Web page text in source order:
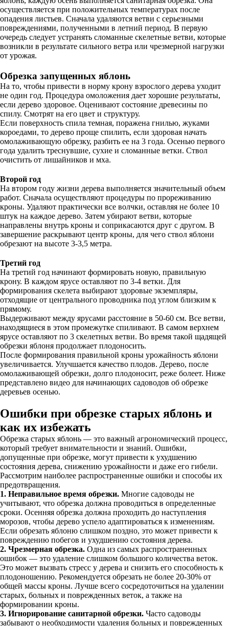
осуществляется при положительных температурах после
опадения листьев. Сначала удаляются ветви с серьезными
повреждениями, полученными в летний период. В первую
очередь следует устранять сломанные скелетные ветви, которые
возникли в результате сильного ветра или чрезмерной нагрузки
от урожая.
Обрезка запущенных яблонь
На то, чтобы привести в норму крону взрослого дерева уходит
не один год. Процедура омоложения дает хорошие результаты,
если дерево здоровое. Оценивают состояние древесины по
спилу. Смотрят на его цвет и структуру.
Если поверхность спила темная, поражена гнилью, жуками
короедами, то дерево проще спилить, если здоровая начать
омолаживающую обрезку, разбить ее на 3 года. Осенью первого
года удалить треснувшие, сухие и сломанные ветки. Ствол
очистить от лишайников и мха.
Второй год
На втором году жизни дерева выполняется значительный объем
работ. Сначала осуществляют процедуры по прореживанию
кроны. Удаляют практически все волчки, оставляя не более 10
штук на каждое дерево. Затем убирают ветви, которые
направлены внутрь кроны и соприкасаются друг с другом. В
завершение раскрывают центр кроны, для чего ствол яблони
обрезают на высоте 3-3,5 метра.
Третий год
На третий год начинают формировать новую, правильную
крону. В каждом ярусе оставляют по 3-4 ветки. Для
формирования скелета выбирают здоровые экземпляры,
отходящие от центрального проводника под углом близким к
прямому.
Выдерживают между ярусами расстояние в 50-60 см. Все ветви,
находящиеся в этом промежутке спиливают. В самом верхнем
ярусе оставляют по 3 скелетных ветви. Во время такой щадящей
обрезки яблоня продолжает плодоносить.
После формирования правильной кроны урожайность яблони
увеличивается. Улучшается качество плодов. Дерево, после
омолаживающей обрезки, долго плодоносит, реже болеет. Ниже
представлено видео для начинающих садоводов об обрезке
деревьев осенью.
Ошибки при обрезке старых яблонь и
как их избежать
Обрезка старых яблонь — это важный агрономический процесс,
который требует внимательности и знаний. Ошибки,
допущенные при обрезке, могут привести к ухудшению
состояния дерева, снижению урожайности и даже его гибели.
Рассмотрим наиболее распространенные ошибки и способы их
предотвращения.
1. Неправильное время обрезки. Многие садоводы не
учитывают, что обрезка должна проводиться в определенные
сроки. Осенняя обрезка должна проходить до наступления
морозов, чтобы дерево успело адаптироваться к изменениям.
Если обрезать яблоню слишком поздно, это может привести к
повреждению побегов и ухудшению состояния дерева.
2. Чрезмерная обрезка. Одна из самых распространенных
ошибок — это удаление слишком большого количества веток.
Это может вызвать стресс у дерева и снизить его способность к
плодоношению. Рекомендуется обрезать не более 20-30% от
общей массы кроны. Лучше всего сосредоточиться на удалении
старых, больных и поврежденных веток, а также на
формировании кроны.
3. Игнорирование санитарной обрезки. Часто садоводы
забывают о необходимости удаления больных и поврежденных